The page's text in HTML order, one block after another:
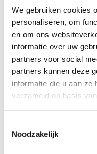
We gebruiken cookies
personaliseren, om
en om ons
informatie over uw
partners voor social
partners kunnen deze
informatie die u aan ze
verzameld op basis
Noodzakelijk
Gebruiksadvies
Klaar voor gebruik.
Opgelet: bevat
laxerend effect hebben!
Koel en droog
Gevarieerde,
levensstijl zijn
Plaats van herkomst
Ingrediënten